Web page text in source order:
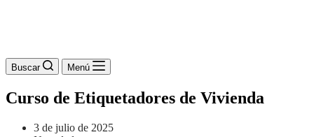
Buscar Menú
Curso de Etiquetadores de Vivienda
3 de julio de 2025